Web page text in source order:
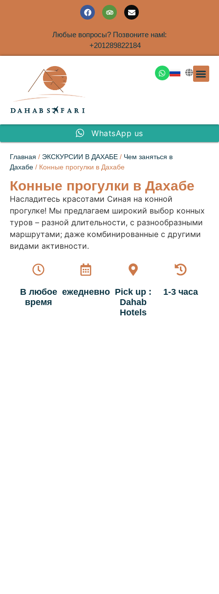
Любые вопросы? Позвоните намl:
+201289822184
WhatsApp us
Главная / ЭКСКУРСИИ В ДАХАБЕ / Чем заняться в
Дахабе / Конные прогулки в Дахабе
Конные прогулки в Дахабе
Насладитесь красотами Синая на конной
прогулке! Мы предлагаем широкий выбор конных
туров – разной длительности, с разнообразными
маршрутами; даже комбинированные с другими
видами активности.
В любое
время
ежедневно Pick up :
Dahab
Hotels
1-3 часа